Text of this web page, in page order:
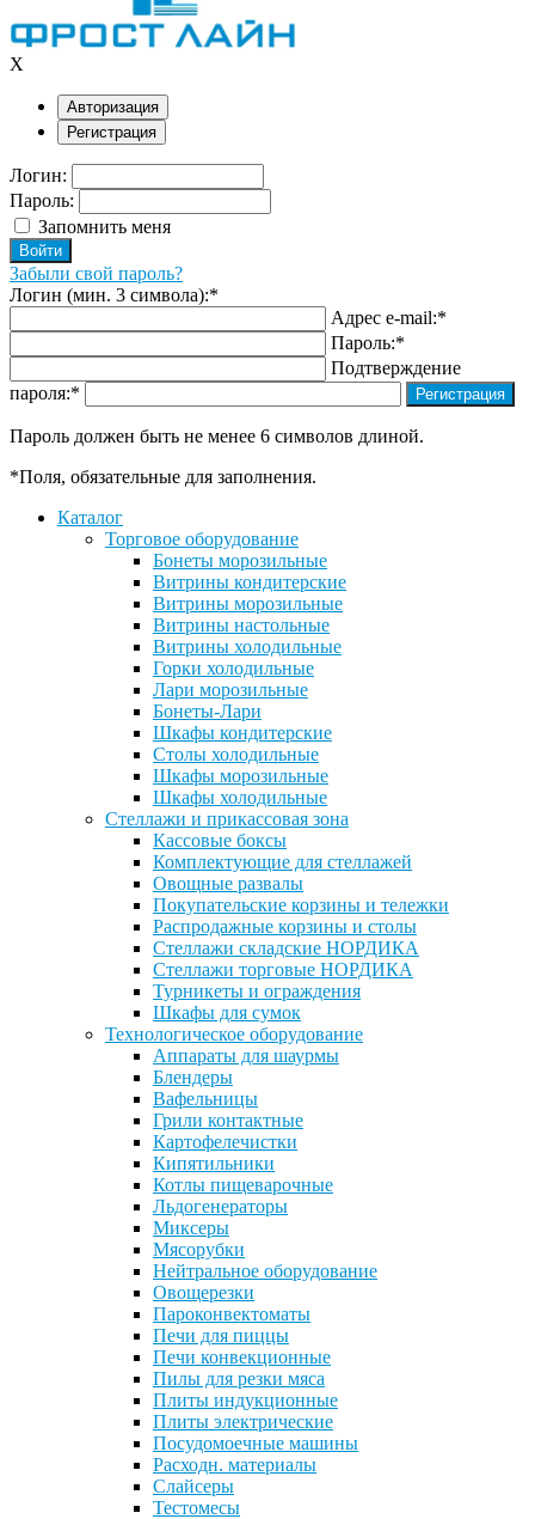
X
Авторизация
Регистрация
Логин:
Пароль:
Запомнить меня
Забыли свой пароль?
Логин (мин. 3 символа):*
Адрес e-mail:*
Пароль:*
Подтверждение
пароля:*
Пароль должен быть не менее 6 символов длиной.
*Поля, обязательные для заполнения.
Каталог
Торговое оборудование
Бонеты морозильные
Витрины кондитерские
Витрины морозильные
Витрины настольные
Витрины холодильные
Горки холодильные
Лари морозильные
Бонеты-Лари
Шкафы кондитерские
Столы холодильные
Шкафы морозильные
Шкафы холодильные
Стеллажи и прикассовая зона
Кассовые боксы
Комплектующие для стеллажей
Овощные развалы
Покупательские корзины и тележки
Распродажные корзины и столы
Стеллажи складские НОРДИКА
Стеллажи торговые НОРДИКА
Турникеты и ограждения
Шкафы для сумок
Технологическое оборудование
Аппараты для шаурмы
Блендеры
Вафельницы
Грили контактные
Картофелечистки
Кипятильники
Котлы пищеварочные
Льдогенераторы
Миксеры
Мясорубки
Нейтральное оборудование
Овощерезки
Пароконвектоматы
Печи для пиццы
Печи конвекционные
Пилы для резки мяса
Плиты индукционные
Плиты электрические
Посудомоечные машины
Расходн. материалы
Слайсеры
Тестомесы